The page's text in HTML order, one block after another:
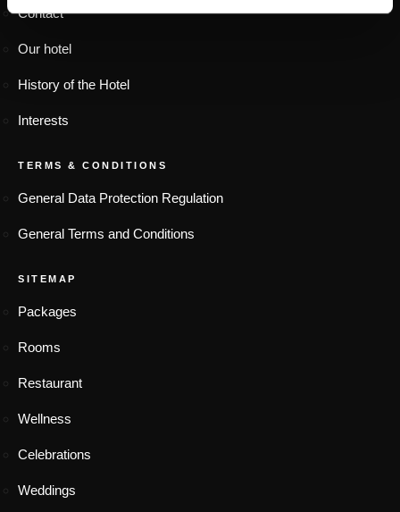
Contact
Our hotel
History of the Hotel
Interests
TERMS & CONDITIONS
General Data Protection Regulation
General Terms and Conditions
SITEMAP
Packages
Rooms
Restaurant
Wellness
Celebrations
Weddings